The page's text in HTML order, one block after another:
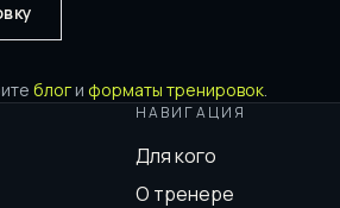
блог и форматы тренировок.
НАВИГАЦИЯ
Для кого
О тренере